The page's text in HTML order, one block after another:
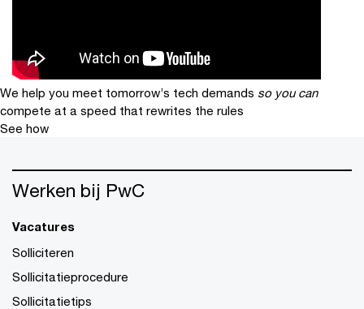
We help you meet tomorrow’s tech demands so you can
compete at a speed that rewrites the rules
See how
Werken bij PwC
Vacatures
Solliciteren
Sollicitatieprocedure
Sollicitatietips